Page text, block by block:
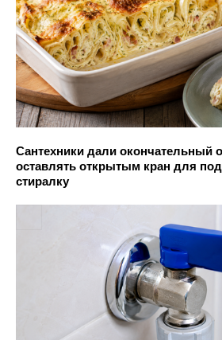
Сантехники дали окончательный
оставлять открытым кран для
стиралку